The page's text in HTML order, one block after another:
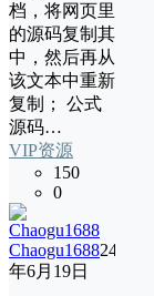
档，将网页里
的源码复制其
中，然后再从
该文本中重新
复制； 公式
源码…
VIP资源
150
0
Chaogu168824
年6月19日